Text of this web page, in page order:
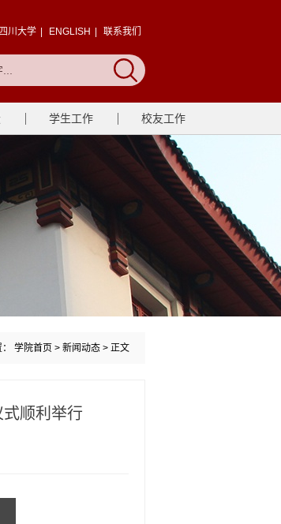
四川大学 ENGLISH 联系我们
学生工作 校友工作
学院首页 > 新闻动态 > 正文
顺利举行